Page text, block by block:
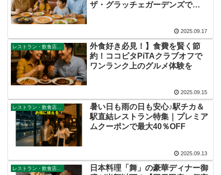
ザ・グラッチェガーデンズで
2025.09.17
外食好き必見！】食費を賢く節
約！ココピタPiTAクラブオフで
ワンランク上のグルメ体験を
2025.09.15
レストラン・飲食店・その他サービス
暑い日も雨の日も安心♪駅チカ＆
駅直結レストラン特集｜プレミア
ムクーポンで最大40％OFF
2025.09.13
日本料理「舞」の豪華ディナー御